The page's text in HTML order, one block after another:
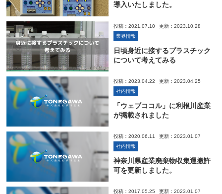
導入いたしました。
投稿：2021.07.10
更新：2023.10.28
業界情報
日頃身近に接するプラスチック
について考えてみる
投稿：2023.04.22
更新：2023.04.25
社内情報
「ウェブココル」に利根川産業
が掲載されました
投稿：2020.06.11
更新：2023.01.07
社内情報
神奈川県産業廃棄物収集運搬許
可を更新しました。
投稿：2017.05.25 更新：2023.01.07